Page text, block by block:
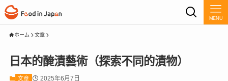
MENU
ホーム 文章
日本的醃漬藝術（探索不同的漬物）
文章 2025年6月7日